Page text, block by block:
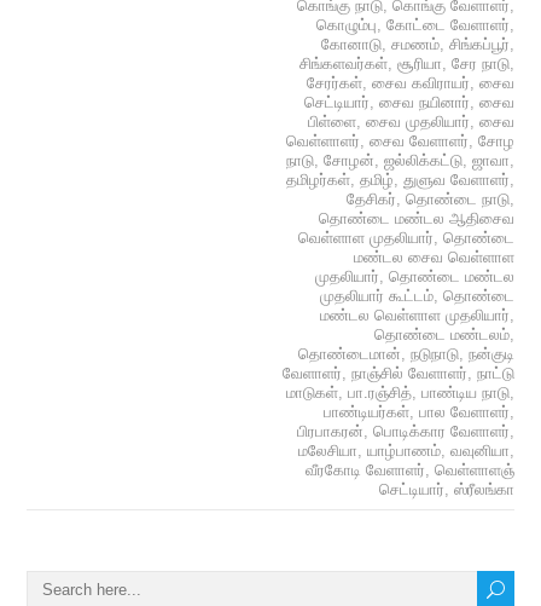
கொங்கு நாடு, கொங்கு வேளாளர்,
கொழும்பு, கோட்டை வேளாளர்,
கோனாடு, சமணம், சிங்கப்பூர்,
சிங்களவர்கள், சூரியா, சேர நாடு,
சேரர்கள், சைவ கவிராயர், சைவ
செட்டியார், சைவ நயினார், சைவ
பிள்ளை, சைவ முதலியார், சைவ
வெள்ளாளர், சைவ வேளாளர், சோழ
நாடு, சோழன், ஜல்லிக்கட்டு, ஜாவா,
தமிழர்கள், தமிழ், துளுவ வேளாளர்,
தேசிகர், தொண்டை நாடு,
தொண்டை மண்டல ஆதிசைவ
வெள்ளாள முதலியார், தொண்டை
மண்டல சைவ வெள்ளாள
முதலியார், தொண்டை மண்டல
முதலியார் கூட்டம், தொண்டை
மண்டல வெள்ளாள முதலியார்,
தொண்டை மண்டலம்,
தொண்டைமான், நடுநாடு, நன்குடி
வேளாளர், நாஞ்சில் வேளாளர், நாட்டு
மாடுகள், பா.ரஞ்சித், பாண்டிய நாடு,
பாண்டியர்கள், பால வேளாளர்,
பிரபாகரன், பொடிக்கார வேளாளர்,
மலேசியா, யாழ்பாணம், வவுனியா,
வீரகோடி வேளாளர், வெள்ளாளஞ்
செட்டியார், ஸ்ரீலங்கா